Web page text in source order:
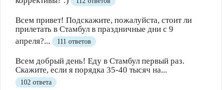
Всем привет! Подскажите, пожалуйста, стоит ли
прилетать в Стамбул в праздничные дни с 9
апреля?...
111 ответов
Всем добрый день! Еду в Стамбул первый раз.
Скажите, если я порядка 35-40 тысяч на...
102 ответа